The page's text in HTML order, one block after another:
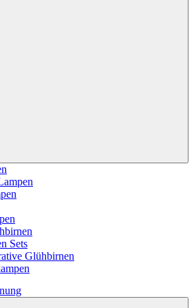
Sets
Glühbirnen